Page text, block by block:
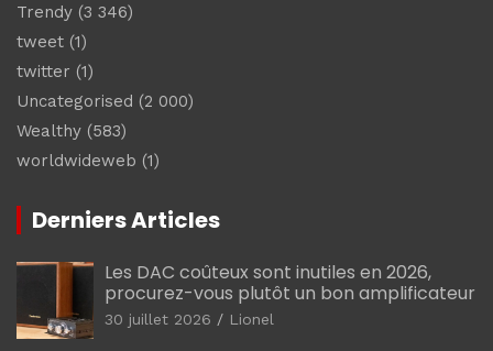
Trendy (3 346)
tweet (1)
twitter (1)
Uncategorised (2 000)
Wealthy (583)
worldwideweb (1)
Derniers Articles
Les DAC coûteux sont inutiles en 2026,
procurez-vous plutôt un bon amplificateur
30 juillet 2026 Lionel